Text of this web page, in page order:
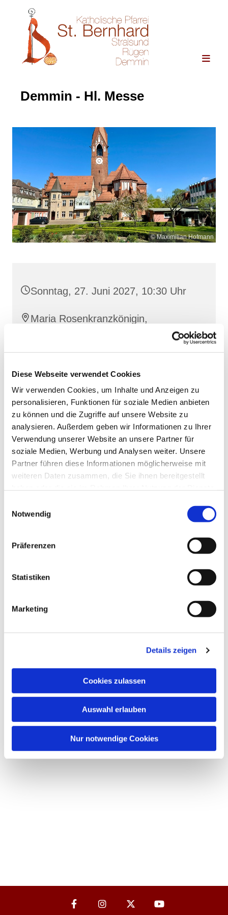
Diese Webseite verwendet Cookies
Wir verwenden Cookies, um Inhalte und Anzeigen zu
personalisieren, Funktionen für soziale Medien anbieten
zu können und die Zugriffe auf unsere Website zu
analysieren. Außerdem geben wir Informationen zu Ihrer
Verwendung unserer Website an unsere Partner für
soziale Medien, Werbung und Analysen weiter. Unsere
Partner führen diese Informationen möglicherweise mit
weiteren Daten zusammen, die Sie ihnen bereitgestellt
Notwendig
Präferenzen
Statistiken
Marketing
Details zeigen
Cookies zulassen
Auswahl erlauben
Nur notwendige Cookies
Demmin - Hl. Messe
© Maximilian Hofmann
Sonntag, 27. Juni 2027, 10:30 Uhr
Maria Rosenkranzkönigin,
Reiferstraße 2A, 17109 Demmin